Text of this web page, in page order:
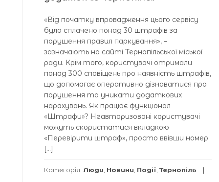
«Від початку впровадження цього сервісу
було сплачено понад 30 штрафів за
порушення правил паркування», –
зазначають на сайті Тернопільської міської
ради. Крім того, користувачі отримали
понад 300 сповіщень про наявність штрафів,
що допомагає оперативно дізнаватися про
порушення та уникати додаткових
нарахувань. Як працює функціонал
«Штрафи»? Неавторизовані користувачі
можуть скористатися вкладкою
«Перевірити штраф», просто ввівши номер
[…]
Категорія: Люди Новини Події Тернопіль